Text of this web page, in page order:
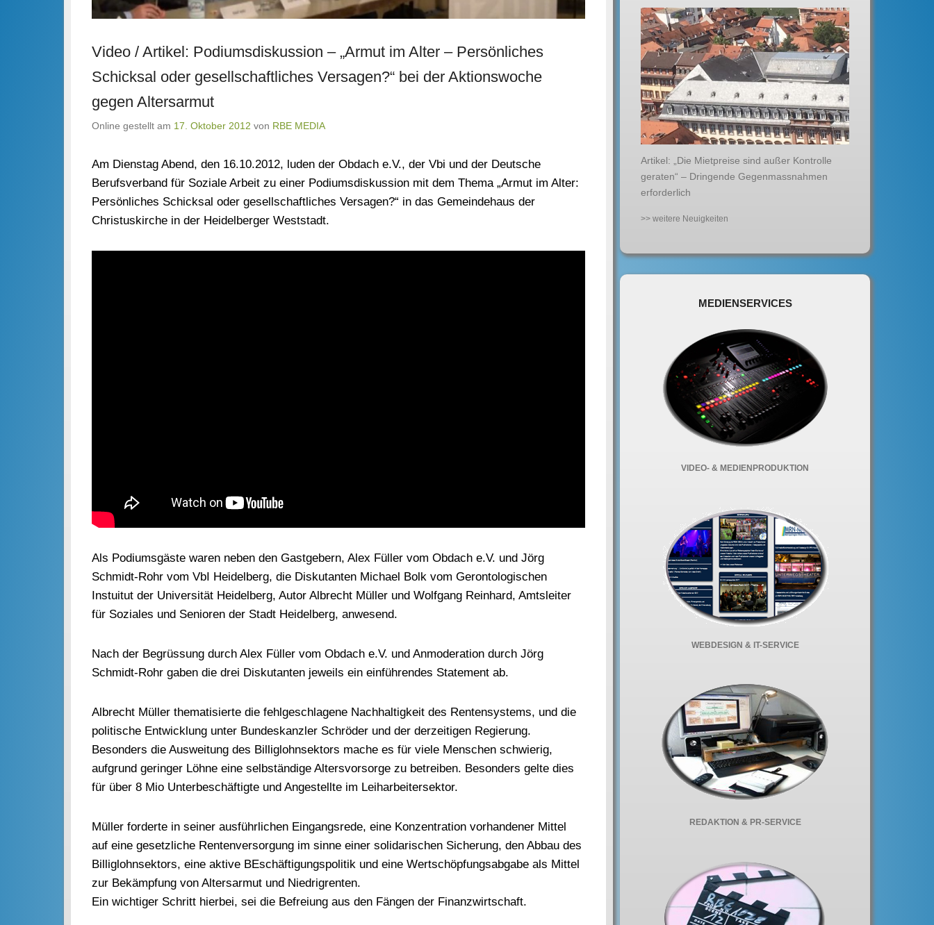
Video / Artikel: Podiumsdiskussion – „Armut im Alter – Persönliches
Schicksal oder gesellschaftliches Versagen?“ bei der Aktionswoche
gegen Altersarmut
Online gestellt am 17. Oktober 2012 von RBE MEDIA
Am Dienstag Abend, den 16.10.2012, luden der Obdach e.V., der Vbi und der Deutsche
Berufsverband für Soziale Arbeit zu einer Podiumsdiskussion mit dem Thema „Armut im Alter:
Persönliches Schicksal oder gesellschaftliches Versagen?“ in das Gemeindehaus der
Christuskirche in der Heidelberger Weststadt.
Als Podiumsgäste waren neben den Gastgebern, Alex Füller vom Obdach e.V. und Jörg
Schmidt-Rohr vom VbI Heidelberg, die Diskutanten Michael Bolk vom Gerontologischen
Instuitut der Universität Heidelberg, Autor Albrecht Müller und Wolfgang Reinhard, Amtsleiter
für Soziales und Senioren der Stadt Heidelberg, anwesend.
Nach der Begrüssung durch Alex Füller vom Obdach e.V. und Anmoderation durch Jörg
Schmidt-Rohr gaben die drei Diskutanten jeweils ein einführendes Statement ab.
Albrecht Müller thematisierte die fehlgeschlagene Nachhaltigkeit des Rentensystems, und die
politische Entwicklung unter Bundeskanzler Schröder und der derzeitigen Regierung.
Besonders die Ausweitung des Billiglohnsektors mache es für viele Menschen schwierig,
aufgrund geringer Löhne eine selbständige Altersvorsorge zu betreiben. Besonders gelte dies
für über 8 Mio Unterbeschäftigte und Angestellte im Leiharbeitersektor.
Müller forderte in seiner ausführlichen Eingangsrede, eine Konzentration vorhandener Mittel
auf eine gesetzliche Rentenversorgung im sinne einer solidarischen Sicherung, den Abbau des
Billiglohnsektors, eine aktive BEschäftigungspolitik und eine Wertschöpfungsabgabe als Mittel
zur Bekämpfung von Altersarmut und Niedrigrenten.
Ein wichtiger Schritt hierbei, sei die Befreiung aus den Fängen der Finanzwirtschaft.
Artikel: „Die Mietpreise sind außer Kontrolle
geraten“ – Dringende Gegenmassnahmen
erforderlich
>> weitere Neuigkeiten
MEDIENSERVICES
VIDEO- & MEDIENPRODUKTION
WEBDESIGN & IT-SERVICE
REDAKTION & PR-SERVICE